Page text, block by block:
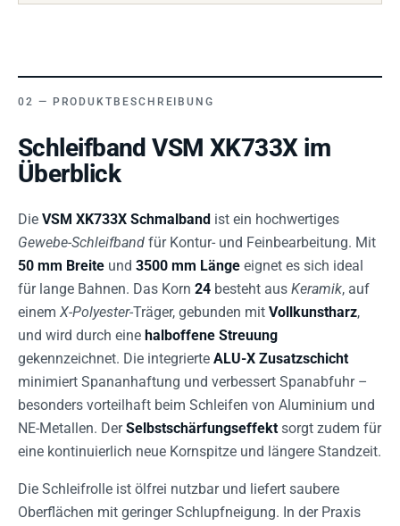
PRODUKTBESCHREIBUNG
Schleifband VSM XK733X im
Überblick
Die VSM XK733X Schmalband ist ein hochwertiges
Gewebe-Schleifband für Kontur- und Feinbearbeitung. Mit
50 mm Breite und 3500 mm Länge eignet es sich ideal
für lange Bahnen. Das Korn 24 besteht aus Keramik, auf
einem X-Polyester-Träger, gebunden mit Vollkunstharz,
und wird durch eine halboffene Streuung
gekennzeichnet. Die integrierte ALU-X Zusatzschicht
minimiert Spananhaftung und verbessert Spanabfuhr –
besonders vorteilhaft beim Schleifen von Aluminium und
NE-Metallen. DerSelbstschärfungseffekt sorgt zudem für
eine kontinuierlich neue Kornspitze und längere Standzeit.
Die Schleifrolle ist ölfrei nutzbar und liefert saubere
Oberflächen mit geringer Schlupfneigung. In der Praxis